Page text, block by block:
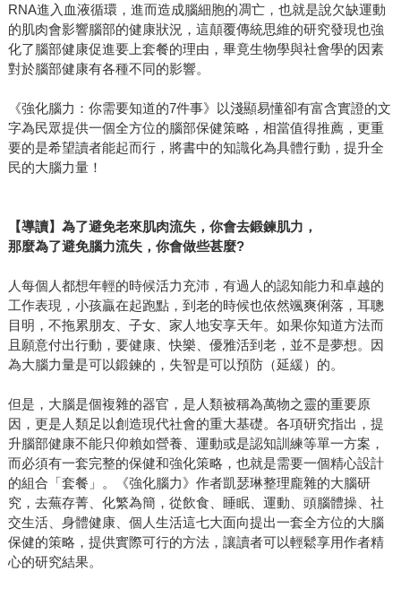
RNA進入血液循環，進而造成腦細胞的凋亡，也就是說欠缺運動
的肌肉會影響腦部的健康狀況，這顛覆傳統思維的研究發現也強
化了腦部健康促進要上套餐的理由，畢竟生物學與社會學的因素
對於腦部健康有各種不同的影響。
《強化腦力：你需要知道的7件事》以淺顯易懂卻有富含實證的文
字為民眾提供一個全方位的腦部保健策略，相當值得推薦，更重
要的是希望讀者能起而行，將書中的知識化為具體行動，提升全
民的大腦力量！
【導讀】為了避免老來肌肉流失，你會去鍛鍊肌力，
那麼為了避免腦力流失，你會做些甚麼?
人每個人都想年輕的時候活力充沛，有過人的認知能力和卓越的
工作表現，小孩贏在起跑點，到老的時候也依然颯爽俐落，耳聰
目明，不拖累朋友、子女、家人地安享天年。如果你知道方法而
且願意付出行動，要健康、快樂、優雅活到老，並不是夢想。因
為大腦力量是可以鍛鍊的，失智是可以預防（延緩）的。
但是，大腦是個複雜的器官，是人類被稱為萬物之靈的重要原
因，更是人類足以創造現代社會的重大基礎。各項研究指出，提
升腦部健康不能只仰賴如營養、運動或是認知訓練等單一方案，
而必須有一套完整的保健和強化策略，也就是需要一個精心設計
的組合「套餐」。《強化腦力》作者凱瑟琳整理龐雜的大腦研
究，去蕪存菁、化繁為簡，從飲食、睡眠、運動、頭腦體操、社
交生活、身體健康、個人生活這七大面向提出一套全方位的大腦
保健的策略，提供實際可行的方法，讓讀者可以輕鬆享用作者精
心的研究結果。